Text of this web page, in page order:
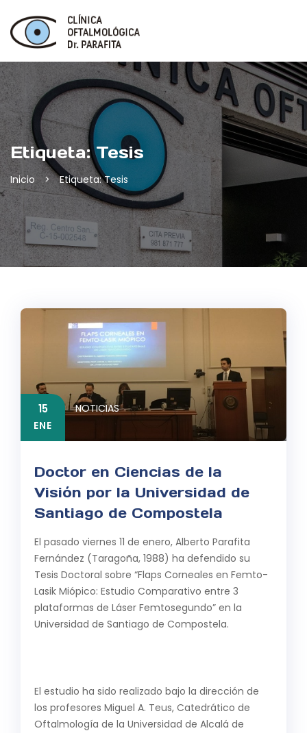
content
Etiqueta:Tesis
Inicio > Etiqueta: Tesis
15
ENE
Doctor en Ciencias de la
Visión por la Universidad de
Santiago de Compostela
El pasado viernes 11 de enero, Alberto Parafita
Fernández (Taragoña, 1988) ha defendido su
Tesis Doctoral sobre “Flaps Corneales en Femto-
Lasik Miópico: Estudio Comparativo entre 3
plataformas de Láser Femtosegundo” en la
Universidad de Santiago de Compostela.
El estudio ha sido realizado bajo la dirección de
los profesores Miguel A. Teus, Catedrático de
Oftalmología de la Universidad de Alcalá de
NOTICIAS